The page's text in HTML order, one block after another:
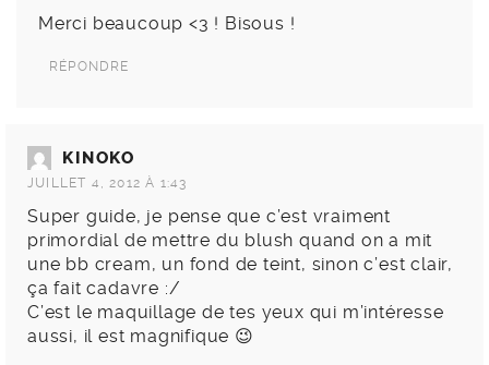
Merci beaucoup <3 ! Bisous !
RÉPONDRE
KINOKO
JUILLET 4, 2012 À 1:43
Super guide, je pense que c’est vraiment
primordial de mettre du blush quand on a mit
une bb cream, un fond de teint, sinon c’est clair,
ça fait cadavre :/
C’est le maquillage de tes yeux qui m’intéresse
aussi, il est magnifique 😉